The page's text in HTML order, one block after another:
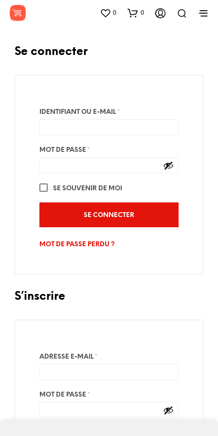
0 0
Se connecter
IDENTIFIANT OU E-MAIL *
MOT DE PASSE *
SE SOUVENIR DE MOI
SE CONNECTER
MOT DE PASSE PERDU ?
S’inscrire
ADRESSE E-MAIL *
MOT DE PASSE *